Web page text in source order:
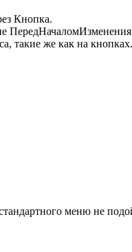
Кнопка.
такие же как на
меню не